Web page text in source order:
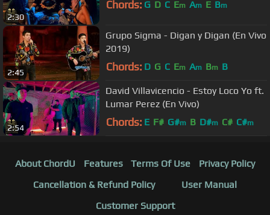
2:30
Chords: G D C Em Am E Bm
2:45
Grupo Sigma - Digan y Digan (En Vivo
2019)
Chords: D G C Em Am Bm B
2:54
David Villavicencio - Estoy Loco Yo ft.
Lumar Perez (En Vivo)
Chords: E F# G#m B D#m C# C#m
About ChordU Features Terms Of Use
Privacy Policy
Cancellation & Refund Policy
User Manual
Customer Support